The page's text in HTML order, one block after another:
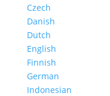
Czech
Danish
Dutch
English
Finnish
German
Indonesian